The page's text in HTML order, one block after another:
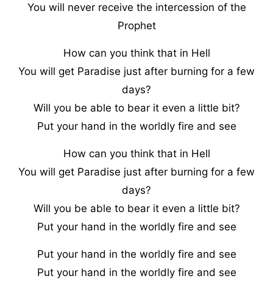
You will never receive the intercession of the
Prophet
How can you think that in Hell
You will get Paradise just after burning for a few
days?
Will you be able to bear it even a little bit?
Put your hand in the worldly fire and see
How can you think that in Hell
You will get Paradise just after burning for a few
days?
Will you be able to bear it even a little bit?
Put your hand in the worldly fire and see
Put your hand in the worldly fire and see
Put your hand in the worldly fire and see